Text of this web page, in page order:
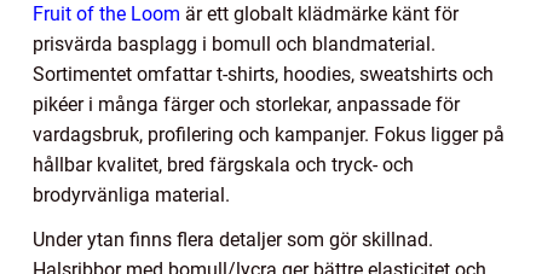
Fruit of the Loom är ett globalt klädmärke känt för
prisvärda basplagg i bomull och blandmaterial.
Sortimentet omfattar t-shirts, hoodies, sweatshirts och
pikéer i många färger och storlekar, anpassade för
vardagsbruk, profilering och kampanjer. Fokus ligger på
hållbar kvalitet, bred färgskala och tryck- och
brodyrvänliga material.
Under ytan finns flera detaljer som gör skillnad.